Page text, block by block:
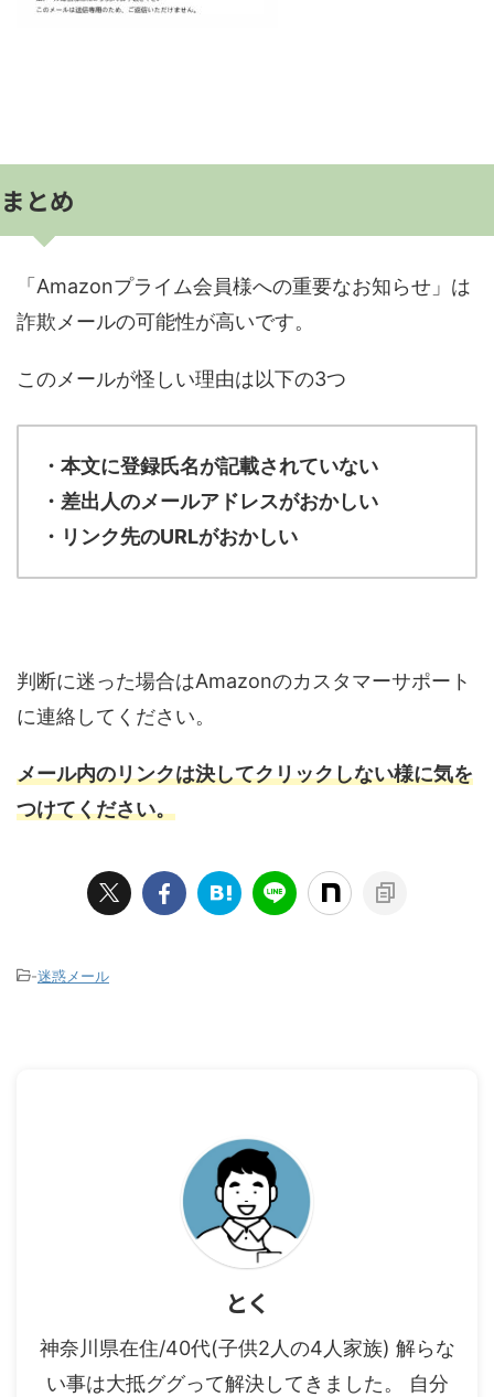
まとめ
「Amazonプライム会員様への重要なお知らせ」は
詐欺メールの可能性が高いです。
このメールが怪しい理由は以下の3つ
・本文に登録氏名が記載されていない
・差出人のメールアドレスがおかしい
・リンク先のURLがおかしい
判断に迷った場合はAmazonのカスタマーサポート
に連絡してください。
メール内のリンクは決してクリックしない様に気を
つけてください。
-迷惑メール
とく
神奈川県在住/40代(子供2人の4人家族) 解らな
い事は大抵ググって解決してきました。 自分